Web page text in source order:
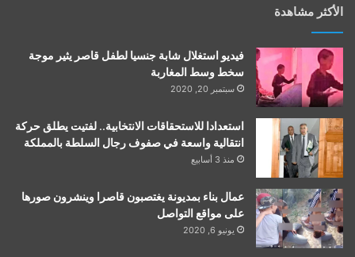
الأكثر مشاهدة
فيديو استغلال شابة جنسيا لطفل قاصر يثير موجة
سخط وسط المغاربة
سبتمبر 20, 2020
استعدادا للاستحقاقات الانتخابية.. لفتيت يطلق حركة
انتقالية واسعة في صفوف رجال السلطة بالمملكة
منذ 3 أسابيع
عمال بناء بمديونة يغتصبون قاصرا وينشرون صورها
على مواقع التواصل
يونيو 6, 2020